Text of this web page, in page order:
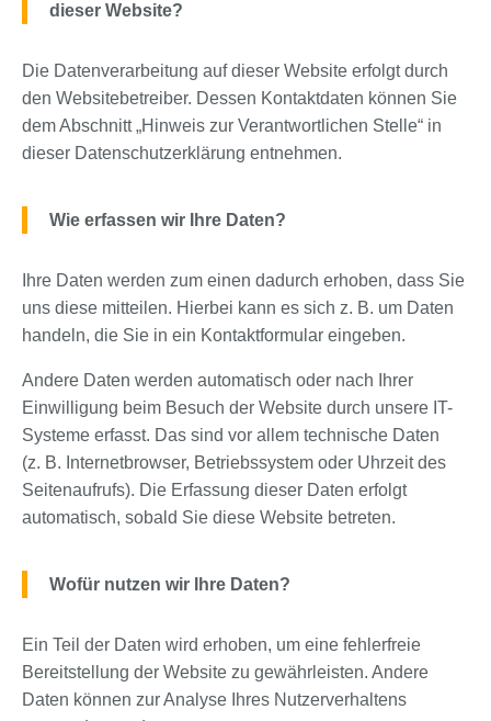
dieser Website?
Die Datenverarbeitung auf dieser Website erfolgt durch
den Websitebetreiber. Dessen Kontaktdaten können Sie
dem Abschnitt „Hinweis zur Verantwortlichen Stelle“ in
dieser Datenschutzerklärung entnehmen.
Wie erfassen wir Ihre Daten?
Ihre Daten werden zum einen dadurch erhoben, dass Sie
uns diese mitteilen. Hierbei kann es sich z. B. um Daten
handeln, die Sie in ein Kontaktformular eingeben.
Andere Daten werden automatisch oder nach Ihrer
Einwilligung beim Besuch der Website durch unsere IT-
Systeme erfasst. Das sind vor allem technische Daten
(z. B. Internetbrowser, Betriebssystem oder Uhrzeit des
Seitenaufrufs). Die Erfassung dieser Daten erfolgt
automatisch, sobald Sie diese Website betreten.
Wofür nutzen wir Ihre Daten?
Ein Teil der Daten wird erhoben, um eine fehlerfreie
Bereitstellung der Website zu gewährleisten. Andere
Daten können zur Analyse Ihres Nutzerverhaltens